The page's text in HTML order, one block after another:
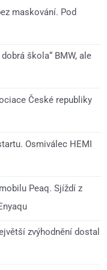
maskování. Pod
škola“ BMW, ale
České republiky
Osmiválec HEMI
Peaq. Sjíždí z
zvýhodnění dostal